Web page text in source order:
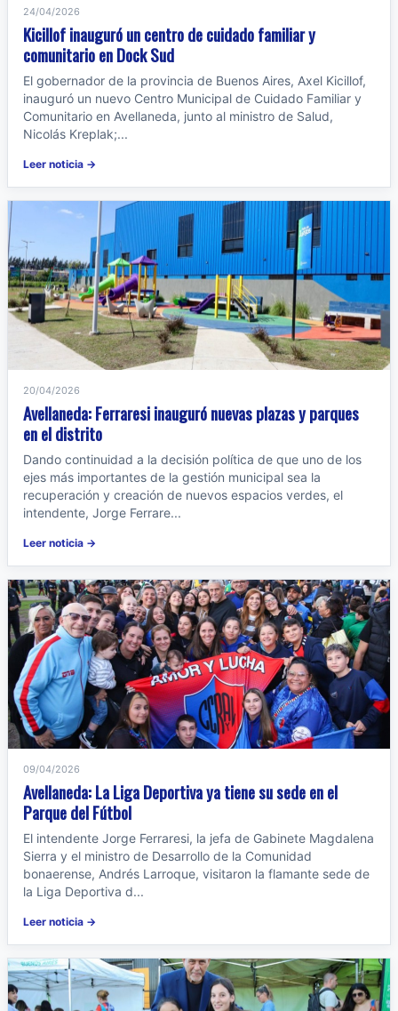
24/04/2026
Kicillof inauguró un centro de cuidado familiar y
comunitario en Dock Sud
El gobernador de la provincia de Buenos Aires, Axel Kicillof,
inauguró un nuevo Centro Municipal de Cuidado Familiar y
Comunitario en Avellaneda, junto al ministro de Salud,
Nicolás Kreplak;...
Leer noticia →
20/04/2026
Avellaneda: Ferraresi inauguró nuevas plazas y parques
en el distrito
Dando continuidad a la decisión política de que uno de los
ejes más importantes de la gestión municipal sea la
recuperación y creación de nuevos espacios verdes, el
intendente, Jorge Ferrare...
Leer noticia →
09/04/2026
Avellaneda: La Liga Deportiva ya tiene su sede en el
Parque del Fútbol
El intendente Jorge Ferraresi, la jefa de Gabinete Magdalena
Sierra y el ministro de Desarrollo de la Comunidad
bonaerense, Andrés Larroque, visitaron la flamante sede de
la Liga Deportiva d...
Leer noticia →